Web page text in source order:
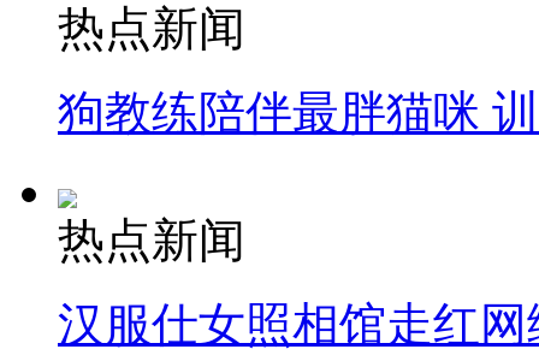
热点新闻
狗教练陪伴最胖猫咪
热点新闻
汉服仕女照相馆走红网